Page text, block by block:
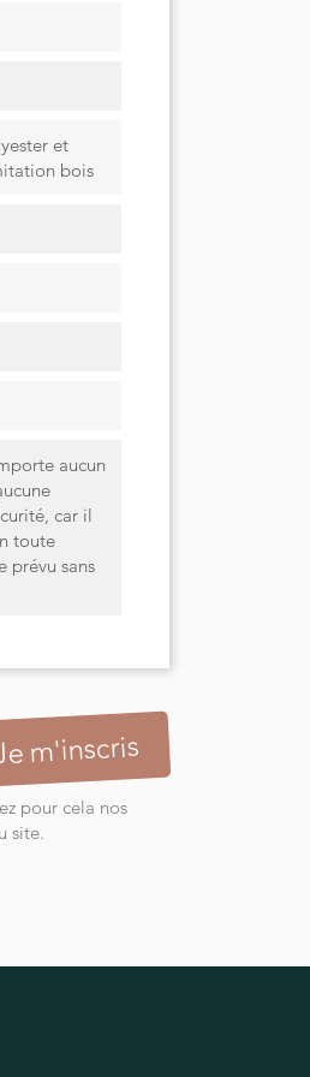
et
bois
aucun
car il
toute
prévu sans
pour cela nos
site.